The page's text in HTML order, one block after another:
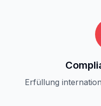
Erfüllung